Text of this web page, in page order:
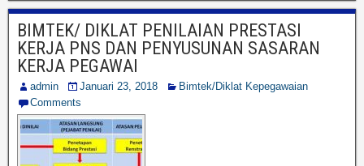
BIMTEK/ DIKLAT PENILAIAN PRESTASI
KERJA PNS DAN PENYUSUNAN SASARAN
KERJA PEGAWAI
admin Januari 23, 2018
Bimtek/Diklat Kepegawaian
Comments